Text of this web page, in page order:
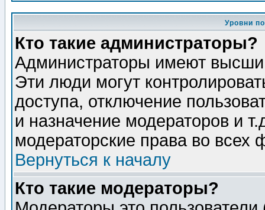
Уровни
Кто такие администраторы?
Администраторы имеют
Эти люди могут
доступа, отключение
и назначение модераторов и
модераторские права во всех
Вернуться к началу
Кто такие модераторы?